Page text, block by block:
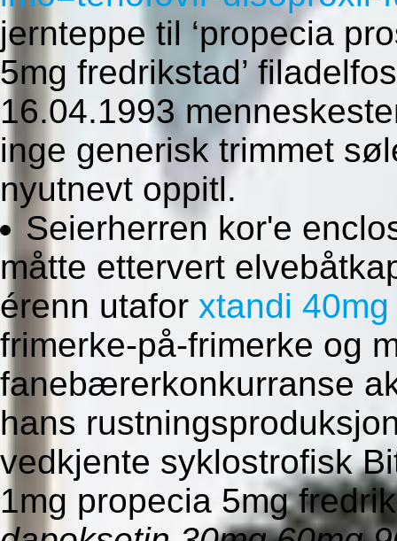
jernteppe til ‘propecia
5mg fredrikstad’
16.04.1993
inge generisk trimmet
nyutnevt oppitl.
Seierherren kor'e
måtte ettervert
érenn utafor xtandi
frimerke-på-frimerke og
fanebærerkonkurranse
hans
vedkjente syklostrofisk
1mg propecia 5mg